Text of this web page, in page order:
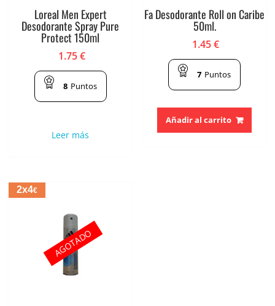
Loreal Men Expert
Desodorante Spray Pure
Protect 150ml
1.75€
8 Puntos
Leer más
Fa Desodorante Roll on Caribe
50ml.
1.45€
7 Puntos
Añadir al carrito
2x4€
AGOTADO